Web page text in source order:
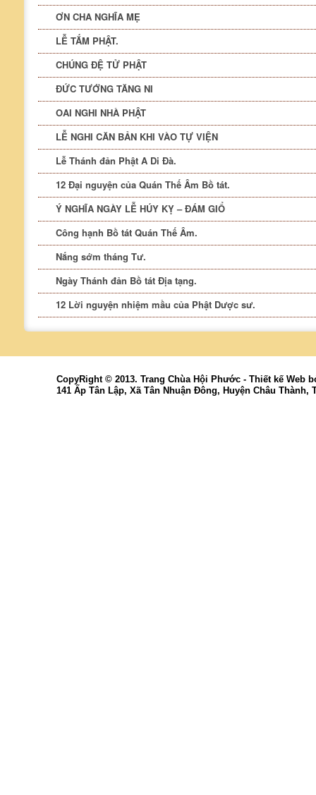
ƠN CHA NGHĨA MẸ
LỄ TẮM PHẬT.
CHÚNG ĐỆ TỬ PHẬT
ĐỨC TƯỚNG TĂNG NI
OAI NGHI NHÀ PHẬT
LỄ NGHI CĂN BẢN KHI VÀO TỰ VIỆN
Lễ Thánh đản Phật A Di Đà.
12 Đại nguyện của Quán Thế Âm Bồ tát.
Ý NGHĨA NGÀY LỄ HÚY KỴ – ĐÁM GIỔ
Công hạnh Bồ tát Quán Thế Âm.
Nắng sớm tháng Tư.
Ngày Thánh đản Bồ tát Địa tạng.
12 Lời nguyện nhiệm mầu của Phật Dược sư.
CopyRight © 2013. Trang Chùa Hội Phước - Thiết kế Web
141 Ấp Tân Lập, Xã Tân Nhuận Đông, Huyện Châu Thành,